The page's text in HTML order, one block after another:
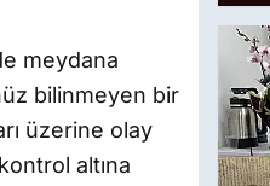
meydana
bilinmeyen bir
üzerine olay
altına